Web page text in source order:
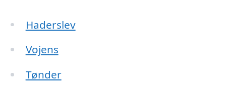
Haderslev
Vojens
Tønder